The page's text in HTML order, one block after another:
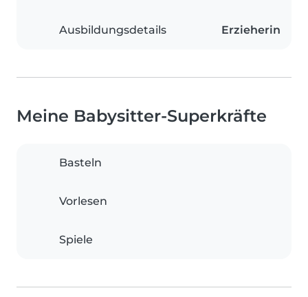
Ausbildungsdetails Erzieherin
Meine Babysitter-Superkräfte
Basteln
Vorlesen
Spiele